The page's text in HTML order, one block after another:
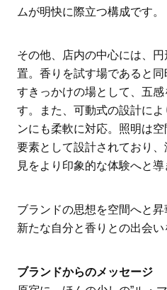
ムが明快に際立つ構成です。
その他、店内の中心には、
置。香りを試す場であると
すきっかけの場として、五
す。また、可動式の設計に
ンにも柔軟に対応。照明は
要素として設計されており
見をより印象的な体験へと導
ブランドの思想を空間へと昇
新たな自分と香りとの出会い
ブランドからのメッセージ